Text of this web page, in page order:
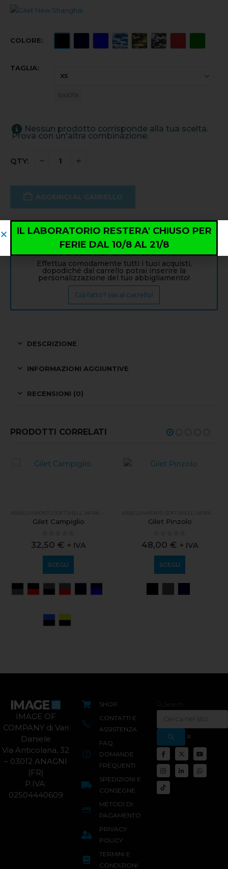
COLORE
TAGLIA
SVUOTA
Nessun prodotto corrisponde alla tua scelta.
Prova con un'altra combinazione.
AGGIUNGI AL CARRELLO
Info: PERSONALIZZAZIONE
Effettua comodamente tutti i tuoi acquisti,
dopodiché dal carrello potrai inserire la
personalizzazione del tuo abbigliamento!
Già fatto? Vai al carrello!
DESCRIZIONE
INFORMAZIONI AGGIUNTIVE
RECENSIONI (0)
PRODOTTI CORRELATI
ABBIGLIAMENTO WORKWEAR
Gilet Campiglio
0out of 5
32,50 € + IVA
SCEGLI
ABBIGLIAMENTO WORKWEAR
Gilet Pinzolo
0out of 5
48,00 € + IVA
SCEGLI
IMAGE OF
COMPANY di Vari
Daniele
Via Anticolana, 32
– 03012 ANAGNI
(FR)
P.IVA:
02504440609
SHOP
CONTATTI E
ASSISTENZA
FAQ
DOMANDE
FREQUENTI
SPEDIZIONI E
CONSEGNE
METODI DI
PAGAMENTO
PRIVACY
POLICY
TERMINI E
CONDIZIONI
IL LABORATORIO RESTERA' CHIUSO PER
FERIE DAL 10/8 AL 21/8